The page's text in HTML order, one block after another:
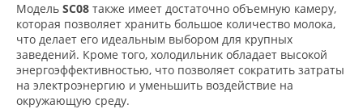
Модель SC08 также имеет достаточно объемную камеру,
которая позволяет хранить большое количество молока,
что делает его идеальным выбором для крупных
заведений. Кроме того, холодильник обладает высокой
энергоэффективностью, что позволяет сократить затраты
на электроэнергию и уменьшить воздействие на
окружающую среду.